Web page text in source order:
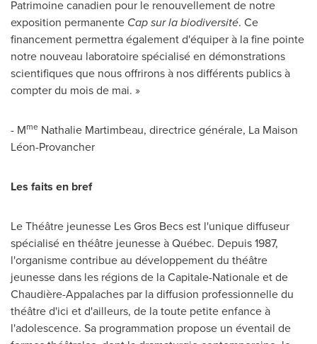
Patrimoine canadien pour le renouvellement de notre
exposition permanente Cap sur la biodiversité. Ce
financement permettra également d'équiper à la fine pointe
notre nouveau laboratoire spécialisé en démonstrations
scientifiques que nous offrirons à nos différents publics à
compter du mois de mai. »
- Mme Nathalie Martimbeau, directrice générale, La Maison
Léon-Provancher
Les faits en bref
Le Théâtre jeunesse Les Gros Becs est l'unique diffuseur
spécialisé en théâtre jeunesse à Québec. Depuis 1987,
l'organisme contribue au développement du théâtre
jeunesse dans les régions de la Capitale-Nationale et de
Chaudière-Appalaches par la diffusion professionnelle du
théâtre d'ici et d'ailleurs, de la toute petite enfance à
l'adolescence. Sa programmation propose un éventail de